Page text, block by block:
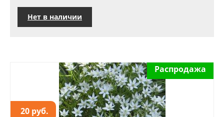
Нет в наличии
20 руб.
Распродажа